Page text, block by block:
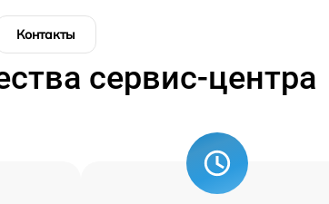
Контакты
сервис-центра